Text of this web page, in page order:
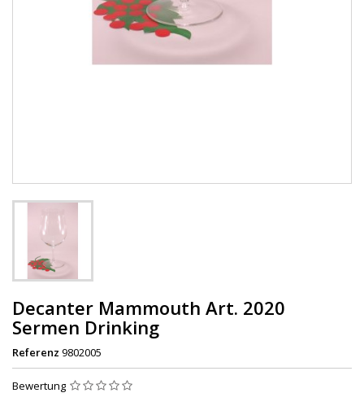
Decanter Mammouth Art. 2020
Sermen Drinking
Referenz 9802005
Bewertung